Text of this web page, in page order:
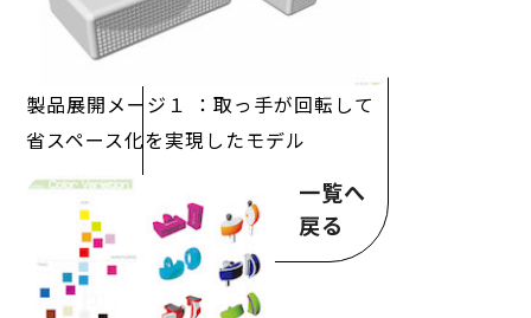
製品展開メージ１ ：取っ手が回転して
省スペース化を実現したモデル
一覧へ
戻る